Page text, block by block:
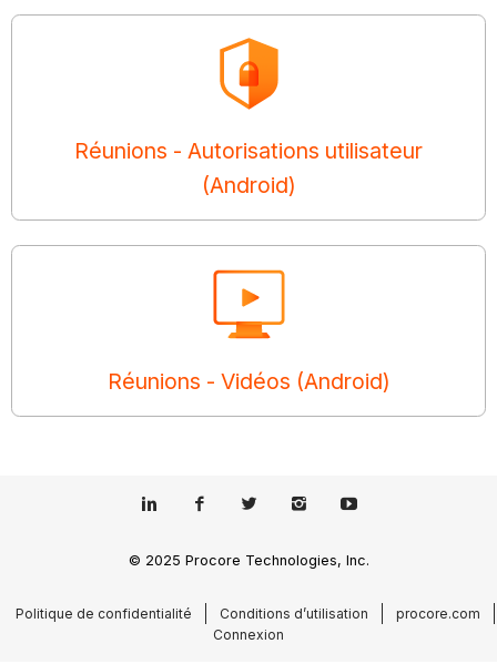
Réunions - Autorisations utilisateur
(Android)
Réunions - Vidéos (Android)
© 2025 Procore Technologies, Inc.
Politique de confidentialité Conditions d’utilisation
procore.com
Connexion